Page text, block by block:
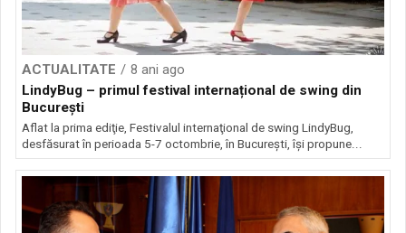
ACTUALITATE
8 ani ago
LindyBug – primul festival internațional de swing din
București
Aflat la prima ediţie, Festivalul internaţional de swing LindyBug,
desfăsurat în perioada 5-7 octombrie, în Bucureşti, îşi propune...